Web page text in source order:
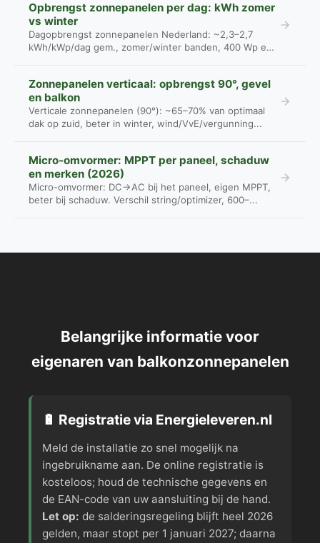
Opbrengst zonnepanelen per dag: kWh zomer
vs winter
Dagopbrengst zonnepanelen Nederland: ~2,3–2,7
kWh/kWp/dag gem., zomer/winter banden, 400 Wp en
Zonnepanelen verticaal: opbrengst 90°, gevel
en balkon
Verticale zonnepanelen (90°): ~65–70% van optimaal
dak op zuid, beter in winter, wind/VvE/vergunning...
Micro-omvormer: MPPT per paneel, schaduw
en merken (2026)
Micro-omvormer: DC→AC bij het paneel, eigen MPPT,
beter bij schaduw. Verschil string/optimizer, 600–...
Belangrijke informatie voor
eigenaren van balkonzonnepanelen
🔋 Registratie via Energieleveren.nl
Meld de installatie zo snel mogelijk na
ingebruikname aan. De online registratie is
kosteloos; houd de technische gegevens en
de EAN-code van uw aansluiting bij de hand.
Let op: de salderingsregeling blijft heel 2026
gelden, maar stopt per 1 januari 2027; daarna